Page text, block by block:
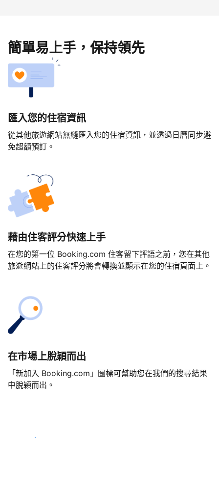
簡單易上手，保持領先
匯入您的住宿資訊
從其他旅遊網站無縫匯入您的住宿資訊，並透過日曆同步避
免超額預訂。
藉由住客評分快速上手
在您的第一位 Booking.com 住客留下評語之前，您在其他
旅遊網站上的住客評分將會轉換並顯示在您的住宿頁面上。
在市場上脫穎而出
「新加入 Booking.com」圖標可幫助您在我們的搜尋結果
中脫穎而出。
立即開始吧